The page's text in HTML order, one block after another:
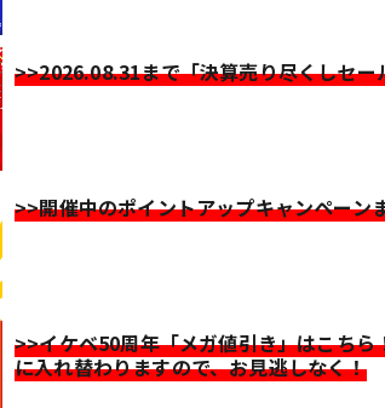
>>2026.08.31まで「決算売り尽くしセー
>>開催中のポイントアップキャンペーン
>>イケベ50周年「メガ値引き」はこちら
に入れ替わりますので、お見逃しなく！